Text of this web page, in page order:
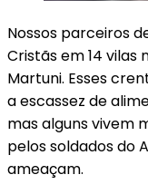
Nossos parceiros
Cristãs em 14 vilas
Martuni. Esses
a escassez de
mas alguns vivem
pelos soldados do
ameaçam.